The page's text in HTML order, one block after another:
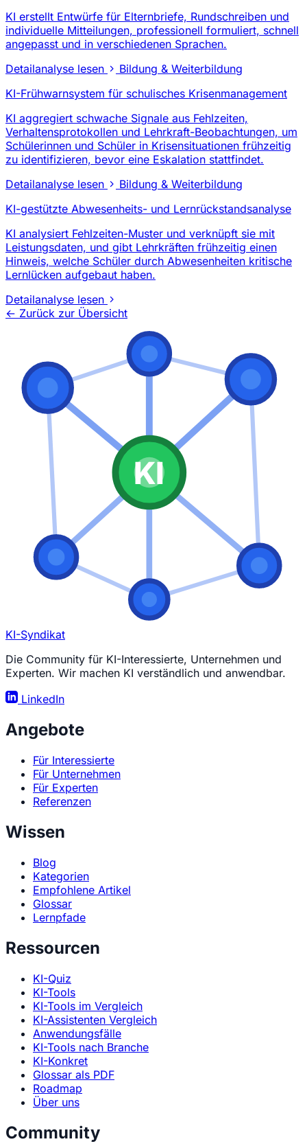
KI erstellt Entwürfe für Elternbriefe, Rundschreiben und
individuelle Mitteilungen, professionell formuliert, schnell
angepasst und in verschiedenen Sprachen.
Detailanalyse lesen
Bildung & Weiterbildung
KI-Frühwarnsystem für schulisches Krisenmanagement
KI aggregiert schwache Signale aus Fehlzeiten,
Verhaltensprotokollen und Lehrkraft-Beobachtungen, um
Schülerinnen und Schüler in Krisensituationen frühzeitig
zu identifizieren, bevor eine Eskalation stattfindet.
Detailanalyse lesen
Bildung & Weiterbildung
KI-gestützte Abwesenheits- und Lernrückstandsanalyse
KI analysiert Fehlzeiten-Muster und verknüpft sie mit
Leistungsdaten, und gibt Lehrkräften frühzeitig einen
Hinweis, welche Schüler durch Abwesenheiten kritische
Lernlücken aufgebaut haben.
Detailanalyse lesen
← Zurück zur Übersicht
KI
KI-Syndikat
Die Community für KI-Interessierte, Unternehmen und
Experten. Wir machen KI verständlich und anwendbar.
LinkedIn
Angebote
Für Interessierte
Für Unternehmen
Für Experten
Referenzen
Wissen
Blog
Kategorien
Empfohlene Artikel
Glossar
Lernpfade
Ressourcen
KI-Quiz
KI-Tools
KI-Tools im Vergleich
KI-Assistenten Vergleich
Anwendungsfälle
KI-Tools nach Branche
KI-Konkret
Glossar als PDF
Roadmap
Über uns
Community